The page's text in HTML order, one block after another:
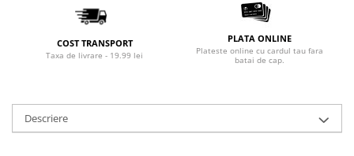
COST TRANSPORT
Taxa de livrare - 19.99 lei
PLATA ONLINE
Plateste online cu cardul tau fara
batai de cap.
Descriere